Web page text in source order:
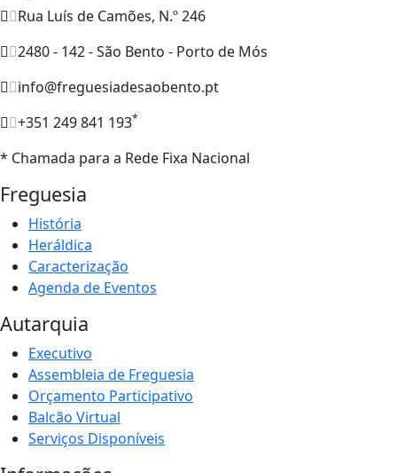
Rua Luís de Camões, N.º 246
2480 - 142 - São Bento - Porto de Mós
info@freguesiadesaobento.pt
+351 249 841 193*
* Chamada para a Rede Fixa Nacional
Freguesia
História
Heráldica
Caracterização
Agenda de Eventos
Autarquia
Executivo
Assembleia de Freguesia
Orçamento Participativo
Balcão Virtual
Serviços Disponíveis